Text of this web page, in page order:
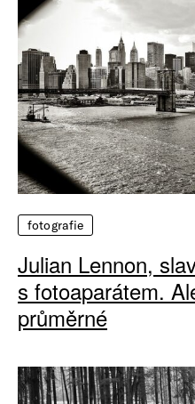
fotografie
Julian Lennon,
s fotoaparátem.
průměrné